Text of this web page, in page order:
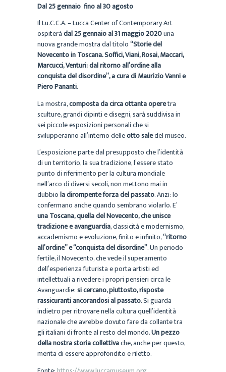
Dal 25 gennaio fino al 30 agosto
Il Lu.C.C.A. – Lucca Center of Contemporary Art
ospiteràdal 25 gennaio al 31 maggio 2020una
nuova grande mostra dal titolo“Storie del
Novecento in Toscana. Soffici, Viani, Rosai, Maccari,
Marcucci, Venturi: dal ritorno all’ordine alla
conquista del disordine”, a cura di Maurizio Vanni e
Piero Pananti.
La mostra,composta da circa ottanta operetra
sculture, grandi dipinti e disegni, sarà suddivisa in
sei piccole esposizioni personali che si
svilupperanno all’interno delleotto saledel museo.
L’esposizione parte dal presupposto che l’identità
di un territorio, la sua tradizione, l’essere stato
punto di riferimento per la cultura mondiale
nell’arco di diversi secoli, non mettono mai in
dubbiola dirompente forza del passato. Anzi: lo
confermano anche quando sembrano violarlo. E’
una Toscana, quella del Novecento, che unisce
tradizione e avanguardia, classicità e modernismo,
accademismo e evoluzione, finito e infinito,“ritorno
all’ordine” e “conquista del disordine”. Un periodo
fertile, il Novecento, che vede il superamento
dell’esperienza futurista e porta artisti ed
intellettuali a rivedere i propri pensieri circa le
Avanguardie:si cercano, piuttosto, risposte
rassicuranti ancorandosi al passato. Si guarda
indietro per ritrovare nella cultura quell’identità
nazionale che avrebbe dovuto fare da collante tra
gli italiani di fronte al resto del mondo.Un pezzo
della nostra storia collettivache, anche per questo,
merita di essere approfondito e riletto.